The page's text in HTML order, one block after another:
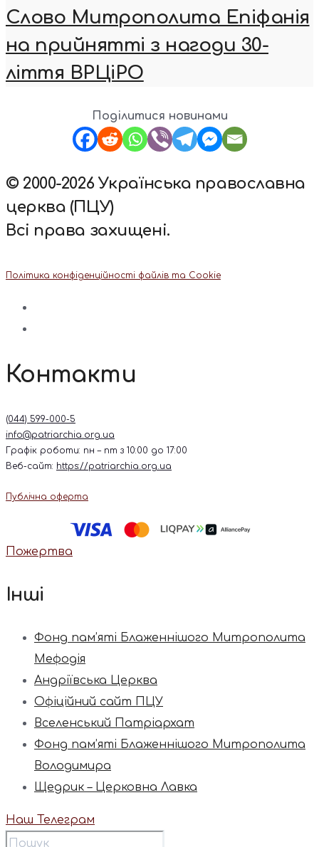
Слово Митрополита Епіфанія
на прийнятті з нагоди 30-
ліття ВРЦіРО
Поділитися новинами
© 2000-2026 Українська православна
церква (ПЦУ)
Всі права захищені.
Політика конфіденційності файлів та Cookie
Контакти
(044) 599-000-5
info@patriarchia.org.ua
Графік роботи: пн – пт з 10:00 до 17:00
Веб-сайт: https://patriarchia.org.ua
Публічна оферта
Пожертва
Інші
Фонд пам’яті Блаженнішого Митрополита
Мефодія
Андріївська Церква
Офіційний сайт ПЦУ
Вселенський Патріархат
Фонд пам’яті Блаженнішого Митрополита
Володимира
Щедрик – Церковна Лавка
Наш Телеграм